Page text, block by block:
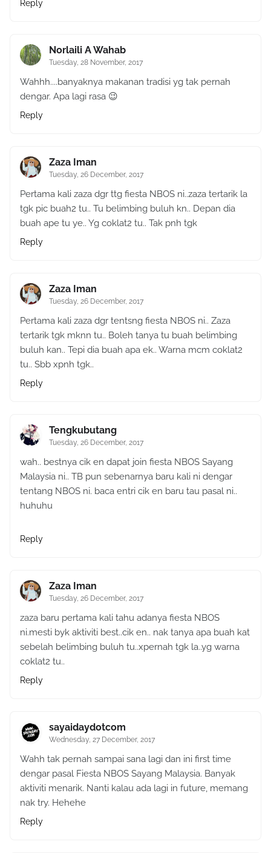
Reply
Norlaili A Wahab
Tuesday, 28 November, 2017
Wahhh....banyaknya makanan tradisi yg tak pernah
dengar. Apa lagi rasa 😉
Reply
Zaza Iman
Tuesday, 26 December, 2017
Pertama kali zaza dgr ttg fiesta NBOS ni..zaza tertarik la
tgk pic buah2 tu.. Tu belimbing buluh kn.. Depan dia
buah ape tu ye.. Yg coklat2 tu.. Tak pnh tgk
Reply
Zaza Iman
Tuesday, 26 December, 2017
Pertama kali zaza dgr tentsng fiesta NBOS ni.. Zaza
tertarik tgk mknn tu.. Boleh tanya tu buah belimbing
buluh kan.. Tepi dia buah apa ek.. Warna mcm coklat2
tu.. Sbb xpnh tgk..
Reply
Tengkubutang
Tuesday, 26 December, 2017
wah.. bestnya cik en dapat join fiesta NBOS Sayang
Malaysia ni.. TB pun sebenarnya baru kali ni dengar
tentang NBOS ni. baca entri cik en baru tau pasal ni..
huhuhu
Reply
Zaza Iman
Tuesday, 26 December, 2017
zaza baru pertama kali tahu adanya fiesta NBOS
ni.mesti byk aktiviti best..cik en.. nak tanya apa buah kat
sebelah belimbing buluh tu..xpernah tgk la..yg warna
coklat2 tu..
Reply
sayaidaydotcom
Wednesday, 27 December, 2017
Wahh tak pernah sampai sana lagi dan ini first time
dengar pasal Fiesta NBOS Sayang Malaysia. Banyak
aktiviti menarik. Nanti kalau ada lagi in future, memang
nak try. Hehehe
Reply